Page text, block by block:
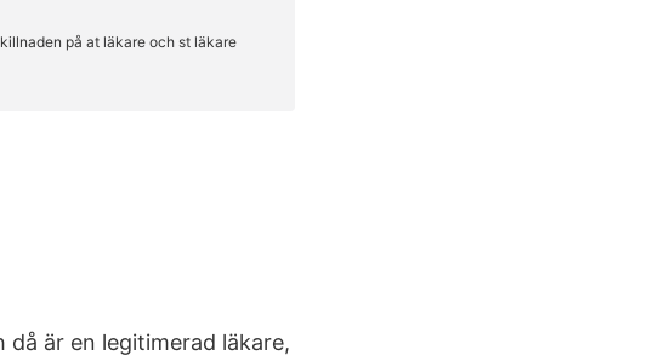
är en legitimerad läkare,